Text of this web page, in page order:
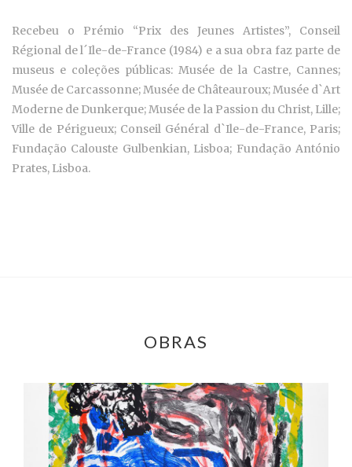
Recebeu o Prémio “Prix des Jeunes Artistes”, Conseil
Régional de l´Ile-de-France (1984) e a sua obra faz parte de
museus e coleções públicas: Musée de la Castre, Cannes;
Musée de Carcassonne; Musée de Châteauroux; Musée d`Art
Moderne de Dunkerque; Musée de la Passion du Christ, Lille;
Ville de Périgueux; Conseil Général d`Ile-de-France, Paris;
Fundação Calouste Gulbenkian, Lisboa; Fundação António
Prates, Lisboa.
OBRAS